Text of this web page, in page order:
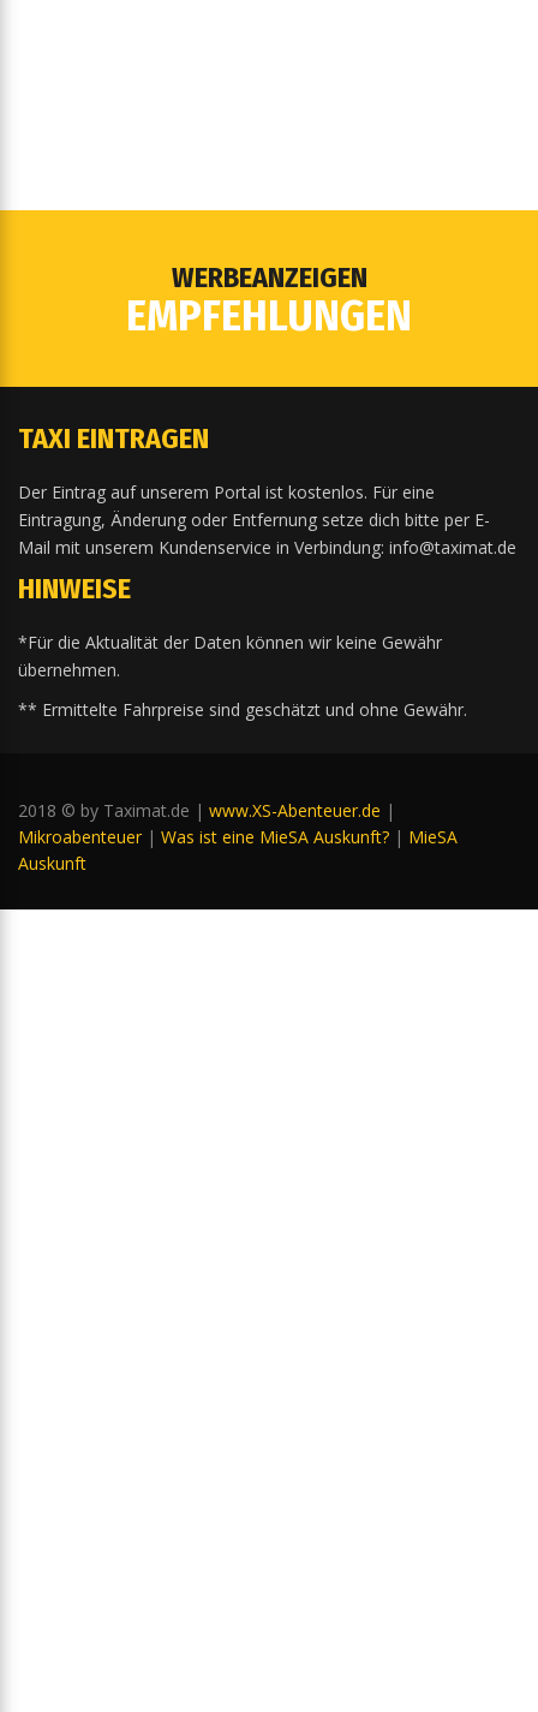
WERBEANZEIGEN
EMPFEHLUNGEN
TAXI EINTRAGEN
Der Eintrag auf unserem Portal ist kostenlos. Für eine
Eintragung, Änderung oder Entfernung setze dich bitte per E-
Mail mit unserem Kundenservice in Verbindung: info@taximat.de
HINWEISE
*Für die Aktualität der Daten können wir keine Gewähr
übernehmen.
** Ermittelte Fahrpreise sind geschätzt und ohne Gewähr.
2018 © by Taximat.de | www.XS-Abenteuer.de |
Mikroabenteuer | Was ist eine MieSA Auskunft? | MieSA
Auskunft